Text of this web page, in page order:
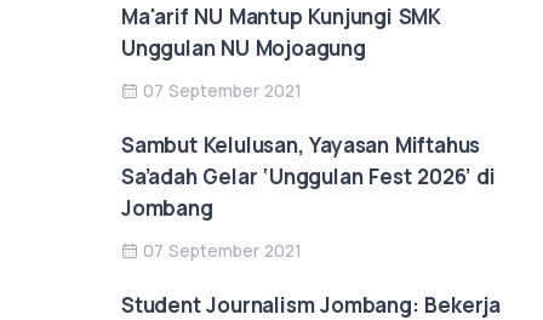
Ma'arif NU Mantup Kunjungi SMK
Unggulan NU Mojoagung
07 September 2021
Sambut Kelulusan, Yayasan Miftahus
Sa’adah Gelar ‘Unggulan Fest 2026’ di
Jombang
07 September 2021
Student Journalism Jombang: Bekerja